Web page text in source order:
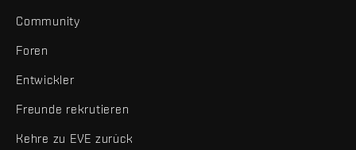
Community
Foren
Entwickler
Freunde rekrutieren
Kehre zu EVE zurück